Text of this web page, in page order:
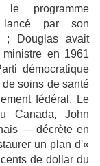
le programme
lancé par son
; Douglas avait
en 1961
démocratique
soins de santé
fédéral. Le
Canada, John
— décrète en
un plan d'«
de dollar du